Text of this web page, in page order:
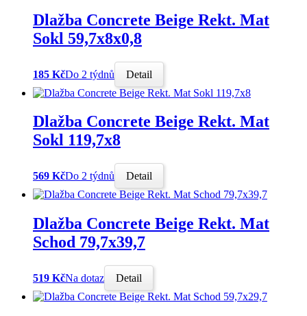
Dlažba Concrete Beige Rekt. Mat
Sokl 59,7x8x0,8
185 KčDo 2 týdnů Detail
Dlažba Concrete Beige Rekt. Mat
Sokl 119,7x8
569 KčDo 2 týdnů Detail
Dlažba Concrete Beige Rekt. Mat
Schod 79,7x39,7
519 KčNa dotaz Detail